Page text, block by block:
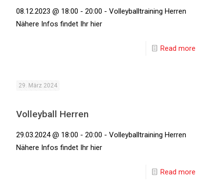
08.12.2023 @ 18:00 - 20:00 - Volleyballtraining Herren
Nähere Infos findet Ihr hier
Read more
29. März 2024
Volleyball Herren
29.03.2024 @ 18:00 - 20:00 - Volleyballtraining Herren
Nähere Infos findet Ihr hier
Read more